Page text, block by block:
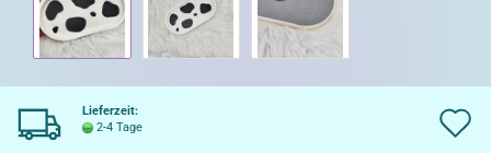
Lieferzeit:
2-4 Tage